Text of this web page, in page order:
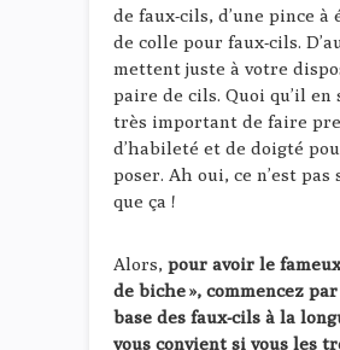
de faux-cils, d’une pince à
de colle pour faux-cils.
mettent juste à votre
paire de cils. Quoi qu’il
très important de faire
d’habileté et de doigté
poser. Ah oui, ce n’est pas
que ça !
Alors, pour avoir le
de biche », commencez
base des faux-cils à la
vous convient si vous les